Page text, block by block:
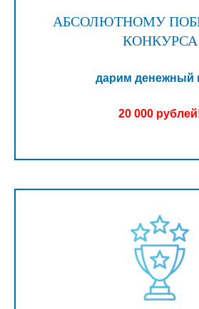
АБСОЛЮТНОМУ
КОНКУРСА
дарим денежный
20 000